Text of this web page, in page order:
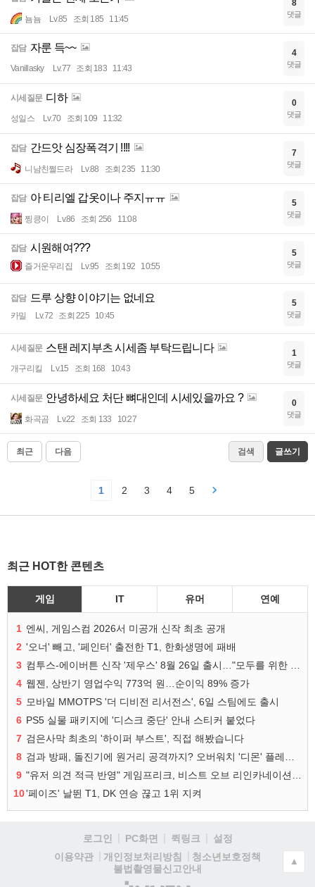
뇸뇸 Lv.85 조회 185 11:45
8
댓글
잡담 자룬 득~~
Vanillasky Lv.77 조회 183 11:43
4
댓글
시세질문 디하
성일스 Lv.70 조회 109 11:32
0
댓글
잡담 간드앗 심장폭격기 !!!!
니남친쩔드라 Lv.88 조회 235 11:30
7
댓글
잡담 아 티리엘 갑옷이나 주지ㅠㅠ
찡킁이 Lv.86 조회 256 11:08
5
댓글
잡담 시원해여???
즐거운우리집 Lv.95 조회 192 10:55
5
댓글
잡담 드루 상향 이야기는 없네요
카밀 Lv.72 조회 225 10:45
5
댓글
시세질문 스탠 레지부츠 시세좀 부탁드립니다
개구리킬 Lv.15 조회 168 10:43
1
댓글
시세질문 안녕하세요 처단 뼈대인데 시세있을까요 ?
화곡곰 Lv.22 조회 133 10:27
0
댓글
최근 다음 검색 글쓰기
1 2 3 4 5
최근 HOT한 콘텐츠
게임 IT 유머 연예
1 엔씨, 게임스컴 2026서 미공개 신작 최초 공개
2 '오너' 빼고, '페인터' 출전한 T1, 한화생명에 패배
3
4 웹젠, 상반기 영업수익 773억 원…순이익 89% 증가
5 모바일 MMOTPS '더 디비전 리서전스', 6일 스팀에도 출시
6 PS5 실물 패키지에 '디스크 중단' 안내 스티커 붙었다
7 검은사막 최초의 '하이퍼 부스트', 직접 해봤습니다
8
9
10'페이즈' 날뛴 T1, DK 연승 끊고 1위 지켜
로그인 PC화면 퀵링크
설정
이용약관
개인정보처리방침
청소년보호정책
불법촬영물신고안내
▲